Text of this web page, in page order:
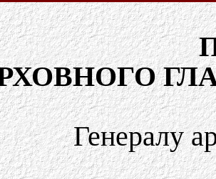
Генералу